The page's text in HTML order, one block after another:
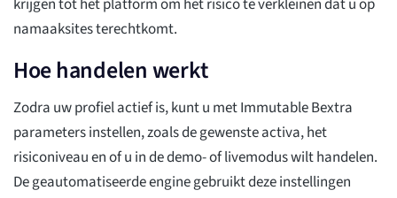
krijgen tot het platform om het risico te verkleinen dat u op
namaaksites terechtkomt.
Hoe handelen werkt
Zodra uw profiel actief is, kunt u met Immutable Bextra
parameters instellen, zoals de gewenste activa, het
risiconiveau en of u in de demo- of livemodus wilt handelen.
De geautomatiseerde engine gebruikt deze instellingen